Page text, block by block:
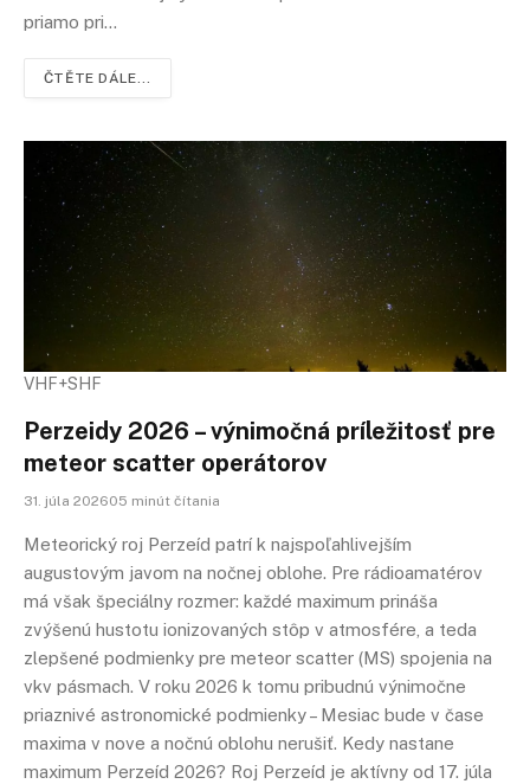
priamo pri…
ČTĚTE DÁLE...
VHF+SHF
Perzeidy 2026 – výnimočná príležitosť pre
meteor scatter operátorov
31. júla 202605 minút čítania
Meteorický roj Perzeíd patrí k najspoľahlivejším
augustovým javom na nočnej oblohe. Pre rádioamatérov
má však špeciálny rozmer: každé maximum prináša
zvýšenú hustotu ionizovaných stôp v atmosfére, a teda
zlepšené podmienky pre meteor scatter (MS) spojenia na
vkv pásmach. V roku 2026 k tomu pribudnú výnimočne
priaznivé astronomické podmienky – Mesiac bude v čase
maxima v nove a nočnú oblohu nerušiť. Kedy nastane
maximum Perzeíd 2026? Roj Perzeíd je aktívny od 17. júla